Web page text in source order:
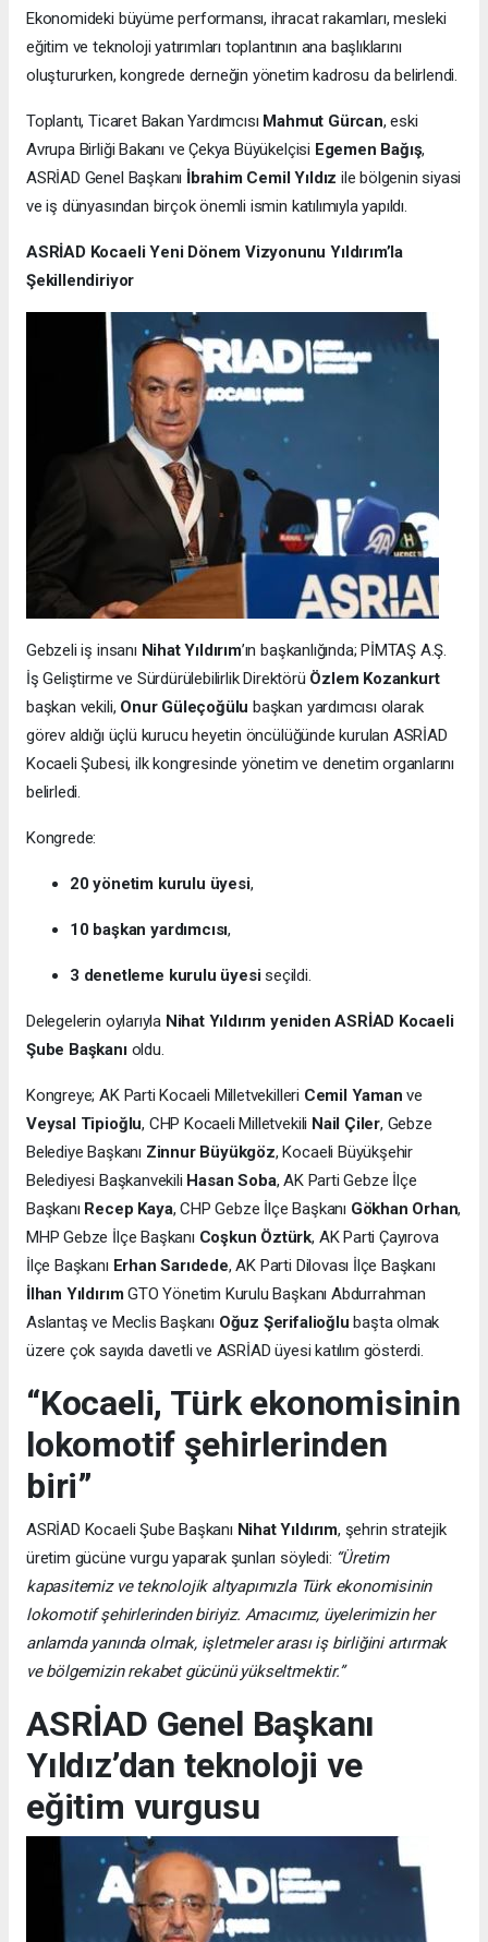
Ekonomideki büyüme performansı, ihracat rakamları, mesleki
eğitim ve teknoloji yatırımları toplantının ana başlıklarını
oluştururken, kongrede derneğin yönetim kadrosu da belirlendi.
Toplantı, Ticaret Bakan Yardımcısı Mahmut Gürcan, eski
Avrupa Birliği Bakanı ve Çekya Büyükelçisi Egemen Bağış,
ASRİAD Genel Başkanı İbrahim Cemil Yıldız ile bölgenin siyasi
ve iş dünyasından birçok önemli ismin katılımıyla yapıldı.
ASRİAD Kocaeli Yeni Dönem Vizyonunu Yıldırım’la
Şekillendiriyor
Gebzeli iş insanı Nihat Yıldırım’ın başkanlığında; PİMTAŞ A.Ş.
İş Geliştirme ve Sürdürülebilirlik Direktörü Özlem Kozankurt
başkan vekili, Onur Güleçoğülu başkan yardımcısı olarak
görev aldığı üçlü kurucu heyetin öncülüğünde kurulan ASRİAD
Kocaeli Şubesi, ilk kongresinde yönetim ve denetim organlarını
belirledi.
Kongrede:
20 yönetim kurulu üyesi,
10 başkan yardımcısı,
3 denetleme kurulu üyesiseçildi.
Delegelerin oylarıyla Nihat Yıldırım yeniden ASRİAD Kocaeli
Şube Başkanıoldu.
Kongreye; AK Parti Kocaeli Milletvekilleri Cemil Yaman ve
Veysal Tipioğlu, CHP Kocaeli Milletvekili Nail Çiler, Gebze
Belediye Başkanı Zinnur Büyükgöz, Kocaeli Büyükşehir
Belediyesi Başkanvekili Hasan Soba, AK Parti Gebze İlçe
Başkanı Recep Kaya, CHP Gebze İlçe Başkanı Gökhan Orhan,
MHP Gebze İlçe Başkanı Coşkun Öztürk, AK Parti Çayırova
İlçe Başkanı Erhan Sarıdede, AK Parti Dilovası İlçe Başkanı
İlhan YıldırımGTO Yönetim Kurulu Başkanı Abdurrahman
Aslantaş ve Meclis Başkanı Oğuz Şerifalioğlu başta olmak
üzere çok sayıda davetli ve ASRİAD üyesi katılım gösterdi.
“Kocaeli, Türk ekonomisinin
lokomotif şehirlerinden
biri”
ASRİAD Kocaeli Şube Başkanı Nihat Yıldırım, şehrin stratejik
üretim gücüne vurgu yaparak şunları söyledi: “Üretim
kapasitemiz ve teknolojik altyapımızla Türk ekonomisinin
lokomotif şehirlerinden biriyiz. Amacımız, üyelerimizin her
anlamda yanında olmak, işletmeler arası iş birliğini artırmak
ve bölgemizin rekabet gücünü yükseltmektir.”
ASRİAD Genel Başkanı
Yıldız’dan teknoloji ve
eğitim vurgusu